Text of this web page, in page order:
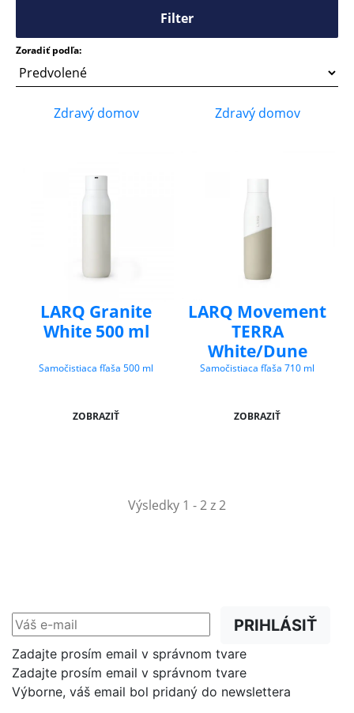
Filter
Zoradiť podľa:
Zdravý domov
LARQ Granite
White 500 ml
Samočistiaca fľaša 500 ml
ZOBRAZIŤ
Zdravý domov
LARQ Movement
TERRA
White/Dune
Samočistiaca fľaša 710 ml
ZOBRAZIŤ
Výsledky 1 - 2 z 2
PRIHLÁSIŤ
Zadajte prosím email v správnom tvare
Zadajte prosím email v správnom tvare
Výborne, váš email bol pridaný do newslettera